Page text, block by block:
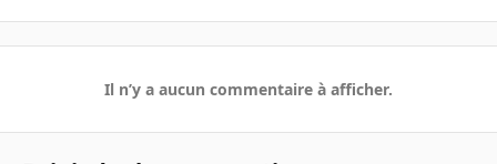
Il n’y a aucun commentaire à afficher.